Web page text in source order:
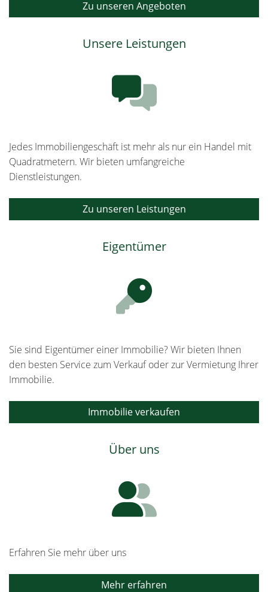
Zu unseren Angeboten
Unsere Leistungen
Jedes Immobiliengeschäft ist mehr als nur ein Handel mit
Quadratmetern. Wir bieten umfangreiche
Dienstleistungen.
Zu unseren Leistungen
Eigentümer
Sie sind Eigentümer einer Immobilie? Wir bieten Ihnen
den besten Service zum Verkauf oder zur Vermietung Ihrer
Immobilie.
Immobilie verkaufen
Über uns
Erfahren Sie mehr über uns
Mehr erfahren